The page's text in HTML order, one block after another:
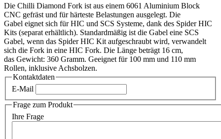
Die Chilli Diamond Fork ist aus einem 6061 Aluminium Block
CNC gefräst und für härteste Belastungen ausgelegt. Die
Gabel eignet sich für HIC und SCS Systeme, dank des Spider HIC
Kits (separat erhältlich). Standardmäßig ist die Gabel eine SCS
Gabel, wenn das Spider HIC Kit aufgeschraubt wird, verwandelt
sich die Fork in eine HIC Fork. Die Länge beträgt 16 cm,
das Gewicht: 360 Gramm. Geeignet für 100 mm und 110 mm
Rollen, inklusive Achsbolzen.
Kontaktdaten
E-Mail
Frage zum Produkt
Ihre Frage